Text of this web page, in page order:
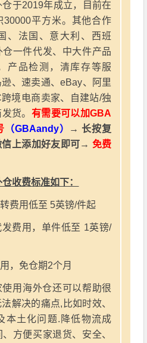
于2019年成立，目前在
30000平方米。其他合作
、法国、意大利、西班
一件代发、中大件产品
产品检测，清库存等服
、速卖通、eBay、阿里
境电商卖家、自建站/独
货。 有需要可以加GBA
（GBAandy）
→ 长按复
上添加好友即可→ 免费
收费标准如下：
费用低至 5英镑/件起
费用，单件低至 1英镑/
，免仓期2个月
用海外仓还可以帮助很
解决的痛点,比如时效、
本土化问题.降低物流成
方便买家退货、安全、